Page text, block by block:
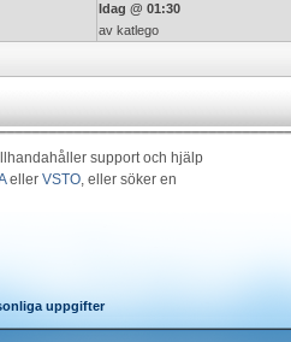
Idag @ 01:30
av katlego
support och hjälp
eller VSTO, eller söker en
uppgifter